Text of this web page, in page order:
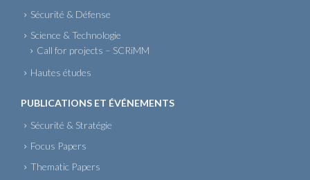
Sécurité & Défense
Science & Technologie
Call for projects – SCRiMM
Hautes études
PUBLICATIONS ET ÉVÉNEMENTS
Sécurité & Stratégie
Focus Papers
Thematic Papers